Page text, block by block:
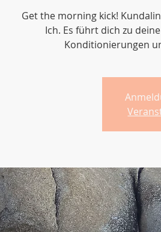
Get the morning kick!
Ich. Es führt dich zu
Konditionierungen